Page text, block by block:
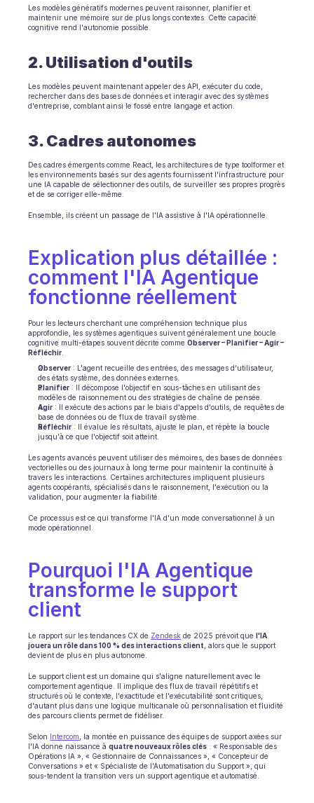
Mobilité
Télécommunication
FONCTIONNALITÉS
Onboarding agent
Base de connaissances
Ticket Center
IA
Planification
Suivi qualité
Les modèles génératifs modernes peuvent raisonner, planifier et
maintenir une mémoire sur de plus longs contextes. Cette capacité
cognitive rend l'autonomie possible.
2. Utilisation d'outils
Les modèles peuvent maintenant appeler des API, exécuter du code,
rechercher dans des bases de données et interagir avec des systèmes
d'entreprise, comblant ainsi le fossé entre langage et action.
3. Cadres autonomes
Des cadres émergents comme React, les architectures de type toolformer et
les environnements basés sur des agents fournissent l'infrastructure pour
une IA capable de sélectionner des outils, de surveiller ses propres progrès
et de se corriger elle-même.
Ensemble, ils créent un passage de l'IA assistive à l'IA opérationnelle.
Explication plus détaillée :
comment l'IA Agentique
fonctionne réellement
Pour les lecteurs cherchant une compréhension technique plus
approfondie, les systèmes agentiques suivent généralement une boucle
cognitive multi-étapes souvent décrite comme Observer – Planifier – Agir –
Réfléchir
Observer : L'agent recueille des entrées, des messages d'utilisateur,
des états système, des données externes.
Planifier : Il décompose l'objectif en sous-tâches en utilisant des
modèles de raisonnement ou des stratégies de chaîne de pensée.
Agir : Il exécute des actions par le biais d'appels d'outils, de requêtes de
base de données ou de flux de travail système.
Réfléchir : Il évalue les résultats, ajuste le plan, et répète la boucle
jusqu'à ce que l'objectif soit atteint.
Les agents avancés peuvent utiliser des mémoires, des bases de données
vectorielles ou des journaux à long terme pour maintenir la continuité à
travers les interactions. Certaines architectures impliquent plusieurs
agents coopérants, spécialisés dans le raisonnement, l'exécution ou la
validation, pour augmenter la fiabilité.
Ce processus est ce qui transforme l'IA d'un mode conversationnel à un
mode opérationnel.
Pourquoi l'IA Agentique
transforme le support
client
Le rapport sur les tendances CX de Zendesk de 2025 prévoit que l'IA
jouera un rôle dans 100 % des interactions client , alors que le support
devient de plus en plus autonome.
Le support client est un domaine qui s'aligne naturellement avec le
comportement agentique. Il implique des flux de travail répétitifs et
structurés où le contexte, l'exactitude et l'exécutabilité sont critiques,
d'autant plus dans une logique multicanale où personnalisation et fluidité
des parcours clients permet de fidéliser.
Selon Intercom
, la montée en puissance des équipes de support axées sur
l'IA donne naissance à quatre nouveaux rôles clés : « Responsable des
Opérations IA », « Gestionnaire de Connaissances », « Concepteur de
Conversations » et « Spécialiste de l'Automatisation du Support », qui
sous-tendent la transition vers un support agentique et automatisé.